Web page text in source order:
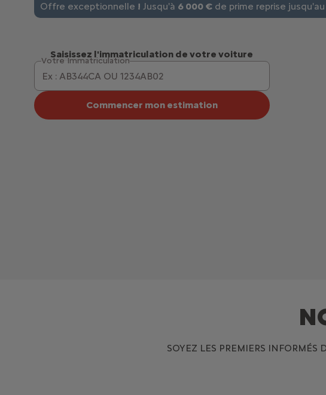
Offre exceptionnelle ! Jusqu'à 6 000 € de prime reprise
Saisissez l'immatriculation de votre voiture
Votre Immatriculation
Commencer mon estimation
SOYEZ LES PREMIERS